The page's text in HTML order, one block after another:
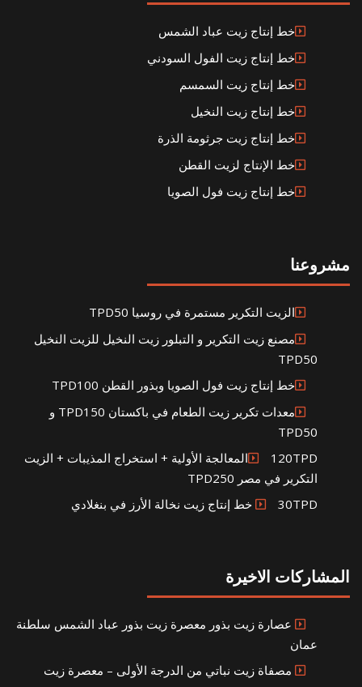
خط إنتاج زيت عباد الشمس
خط إنتاج زيت الفول السودني
خط إنتاج زيت السمسم
خط إنتاج زيت النخيل
خط إنتاج زيت جرثومة الذرة
خط الإنتاج لزيت القطن
خط إنتاج زيت فول الصويا
مشروعنا
الزيت التكرير مستمرة في روسيا TPD50
مصنع زيت التكرير و التبلور زيت النخيل للزيت النخيل
TPD50
خط إنتاج زيت فول الصويا وبذور القطن TPD100
معدات تكرير زيت الطعام في باكستان TPD150 و
TPD50
120TPDالمعالجة الأولية + استخراج المذيبات + الزيت
التكرير في مصر TPD250
30TPD خط إنتاج زيت نخالة الأرز في بنغلادي
المشاركات الاخيرة
عصارة زيت بذور معصرة زيت بذور عباد الشمس سلطنة
عمان
مصفاة زيت نباتي من الدرجة الأولى – معصرة زيت